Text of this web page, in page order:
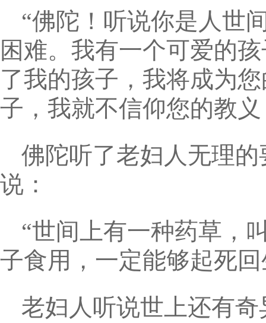
“佛陀！听说你是人世
困难。我有一个可爱的
了我的孩子，我将成为
子，我就不信仰您的教义
佛陀听了老妇人无理
说：
“世间上有一种药草，
子食用，一定能够起死回
老妇人听说世上还有